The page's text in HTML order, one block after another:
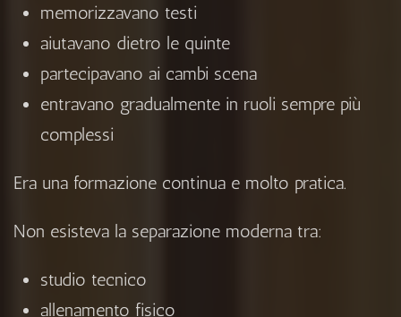
memorizzavano testi
aiutavano dietro le quinte
partecipavano ai cambi scena
entravano gradualmente in ruoli sempre più
complessi
Era una formazione continua e molto pratica.
Non esisteva la separazione moderna tra:
studio tecnico
allenamento fisico